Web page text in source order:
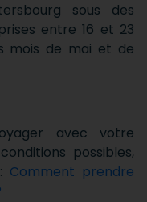
sous des
entre 16 et 23
mois de mai et de
avec votre
possibles,
Comment prendre